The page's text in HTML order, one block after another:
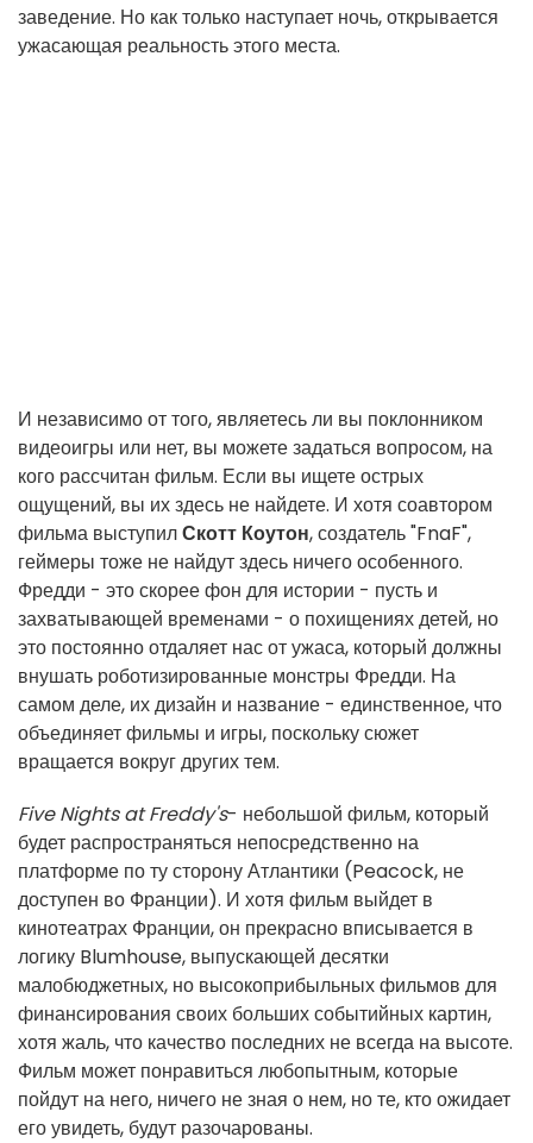
заведение. Но как только наступает ночь, открывается
ужасающая реальность этого места.
И независимо от того, являетесь ли вы поклонником
видеоигры или нет, вы можете задаться вопросом, на
кого рассчитан фильм. Если вы ищете острых
ощущений, вы их здесь не найдете. И хотя соавтором
фильма выступилСкотт Коутон, создатель "FnaF",
геймеры тоже не найдут здесь ничего особенного.
Фредди - это скорее фон для истории - пусть и
захватывающей временами - о похищениях детей, но
это постоянно отдаляет нас от ужаса, который должны
внушать роботизированные монстры Фредди. На
самом деле, их дизайн и название - единственное, что
объединяет фильмы и игры, поскольку сюжет
вращается вокруг других тем.
Five Nights at Freddy's- небольшой фильм, который
будет распространяться непосредственно на
платформе по ту сторону Атлантики (Peacock, не
доступен во Франции). И хотя фильм выйдет в
кинотеатрах Франции, он прекрасно вписывается в
логику Blumhouse, выпускающей десятки
малобюджетных, но высокоприбыльных фильмов для
финансирования своих больших событийных картин,
хотя жаль, что качество последних не всегда на высоте.
Фильм может понравиться любопытным, которые
пойдут на него, ничего не зная о нем, но те, кто ожидает
его увидеть, будут разочарованы.